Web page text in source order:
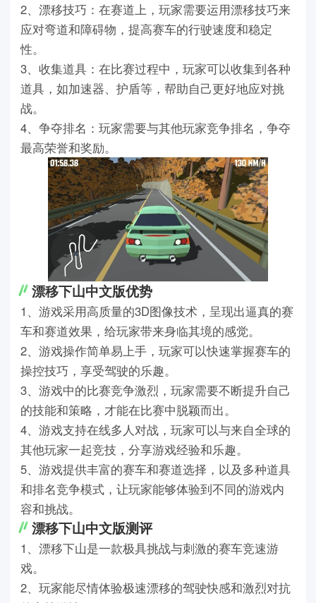
2、漂移技巧：在赛道上，玩家需要运用漂移技巧来
应对弯道和障碍物，提高赛车的行驶速度和稳定
性。
3、收集道具：在比赛过程中，玩家可以收集到各种
道具，如加速器、护盾等，帮助自己更好地应对挑
战。
4、争夺排名：玩家需要与其他玩家竞争排名，争夺
最高荣誉和奖励。
漂移下山中文版优势
1、游戏采用高质量的3D图像技术，呈现出逼真的赛
车和赛道效果，给玩家带来身临其境的感觉。
2、游戏操作简单易上手，玩家可以快速掌握赛车的
操控技巧，享受驾驶的乐趣。
3、游戏中的比赛竞争激烈，玩家需要不断提升自己
的技能和策略，才能在比赛中脱颖而出。
4、游戏支持在线多人对战，玩家可以与来自全球的
其他玩家一起竞技，分享游戏经验和乐趣。
5、游戏提供丰富的赛车和赛道选择，以及多种道具
和排名竞争模式，让玩家能够体验到不同的游戏内
容和挑战。
漂移下山中文版测评
1、漂移下山是一款极具挑战与刺激的赛车竞速游
戏。
2、玩家能尽情体验极速漂移的驾驶快感和激烈对抗